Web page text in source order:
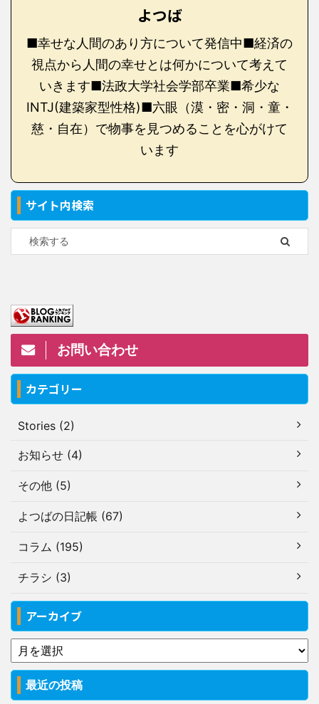
よつば
■幸せな人間のあり方について発信中■経済の
視点から人間の幸せとは何かについて考えて
いきます■法政大学社会学部卒業■希少な
INTJ(建築家型性格)■六眼（漠・密・洞・童・
慈・自在）で物事を見つめることを心がけて
います
サイト内検索
お問い合わせ
カテゴリー
Stories (2)
お知らせ (4)
その他 (5)
よつばの日記帳 (67)
コラム (195)
チラシ (3)
アーカイブ
最近の投稿